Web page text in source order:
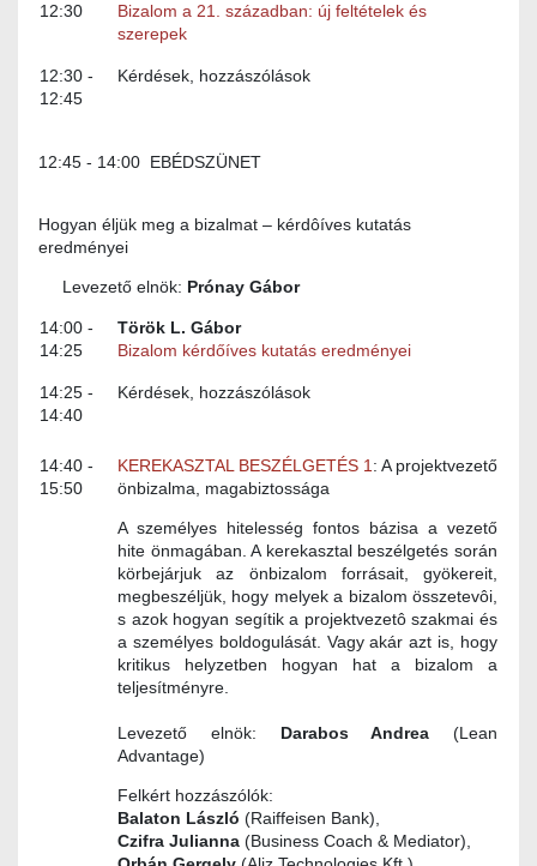
12:30
Bizalom a 21. században: új feltételek és
szerepek
12:30 -
12:45
Kérdések, hozzászólások
12:45 - 14:00 EBÉDSZÜNET
Hogyan éljük meg a bizalmat – kérdôíves kutatás
eredményei
Levezető elnök: Prónay Gábor
14:00 -
14:25
Török L. Gábor
Bizalom kérdőíves kutatás eredményei
14:25 -
14:40
Kérdések, hozzászólások
14:40 -
15:50
KEREKASZTAL BESZÉLGETÉS 1: A projektvezető
önbizalma, magabiztossága
A személyes hitelesség fontos bázisa a vezető
hite önmagában. A kerekasztal beszélgetés során
körbejárjuk az önbizalom forrásait, gyökereit,
megbeszéljük, hogy melyek a bizalom összetevôi,
s azok hogyan segítik a projektvezetô szakmai és
a személyes boldogulását. Vagy akár azt is, hogy
kritikus helyzetben hogyan hat a bizalom a
teljesítményre.
Levezető elnök: Darabos Andrea (Lean
Advantage)
Felkért hozzászólók:
Balaton László (Raiffeisen Bank),
Czifra Julianna (Business Coach & Mediator),